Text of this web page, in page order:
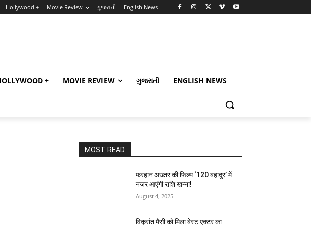
Hollywood + Movie Review ગુજરાતી English News
+ MOVIE REVIEW ગુજરાતી ENGLISH NEWS
MOST READ
फरहान अख्तर की फिल्म ‘120 बहादुर’ में
नजर आएंगी राशि खन्ना!
August 4, 2025
विक्रांत मैसी को मिला बेस्ट एक्टर का